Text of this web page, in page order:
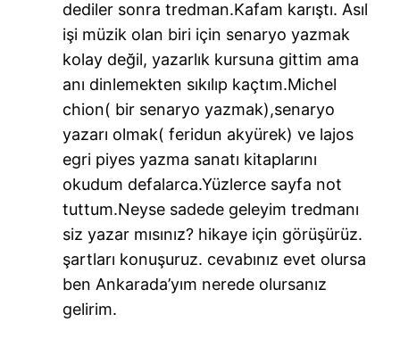
dediler sonra tredman.Kafam karıştı. Asıl
işi müzik olan biri için senaryo yazmak
kolay değil, yazarlık kursuna gittim ama
anı dinlemekten sıkılıp kaçtım.Michel
chion( bir senaryo yazmak),senaryo
yazarı olmak( feridun akyürek) ve lajos
egri piyes yazma sanatı kitaplarını
okudum defalarca.Yüzlerce sayfa not
tuttum.Neyse sadede geleyim tredmanı
siz yazar mısınız? hikaye için görüşürüz.
şartları konuşuruz. cevabınız evet olursa
ben Ankarada’yım nerede olursanız
gelirim.